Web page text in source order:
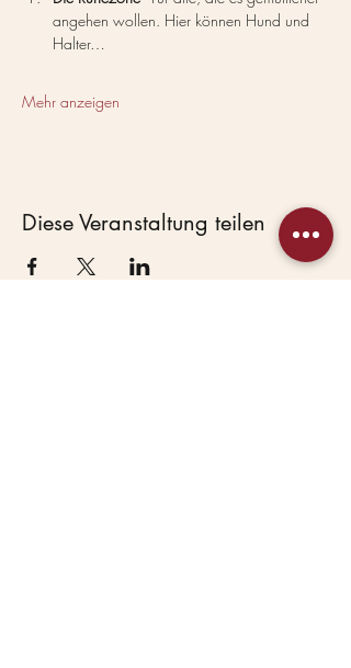
angehen wollen. Hier können Hund und
Halter…
Mehr anzeigen
Diese Veranstaltung teilen